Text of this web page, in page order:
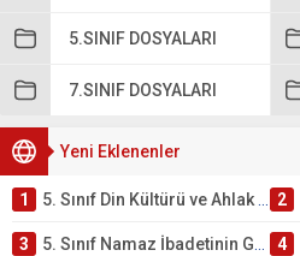
5.SINIF DOSYALARI
7.SINIF DOSYALARI
Yeni Eklenenler
1 5. Sınıf Din Kültürü ve Ahlak Bilgisi 2. Ünite: Namaz İbadeti Çalışmaları 2
3 5. Sınıf Namaz İbadetinin Getirdiği Faydalar Testi 4